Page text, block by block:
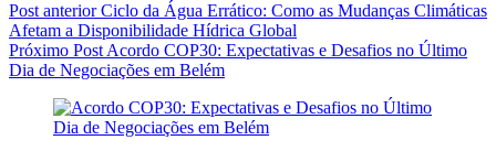
Post anteriorCiclo da Água Errático: Como as Mudanças Climáticas
Afetam a Disponibilidade Hídrica Global
Próximo Post Acordo COP30: Expectativas e Desafios no Último
Dia de Negociações em Belém